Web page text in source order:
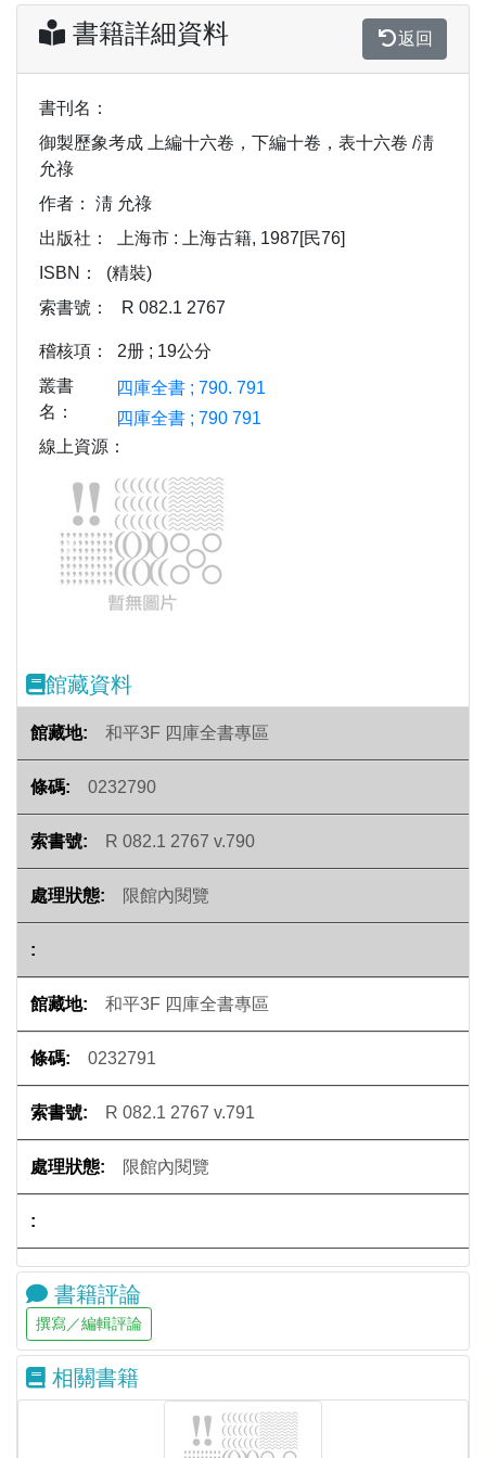
書籍詳細資料 返回
書刊名：
御製歷象考成 上編十六卷，下編十卷，表十六卷 /淸
允祿
作者：
淸 允祿
出版社：
上海市 : 上海古籍, 1987[民76]
ISBN：
(精裝)
索書號：
R 082.1 2767
稽核項：
2册 ; 19公分
叢書
名：
四庫全書 ; 790. 791
四庫全書 ; 790 791
線上資源：
Previous
館藏資料
和平3F 四庫全書專區
0232790
R 082.1 2767 v.790
限館內閱覽
和平3F 四庫全書專區
0232791
R 082.1 2767 v.791
限館內閱覽
書籍評論
相關書籍